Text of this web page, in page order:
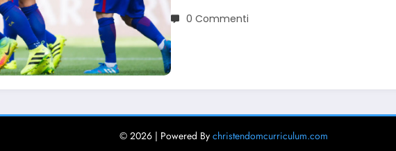
0 Commenti
© 2026 | Powered By christendomcurriculum.com